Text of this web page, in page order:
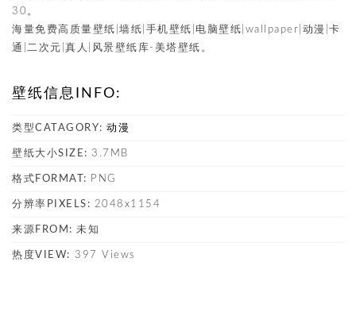
30。
海量免费高质量壁纸|墙纸|手机壁纸|电脑壁纸|wallpaper|动漫|卡
通|二次元|真人|风景壁纸库-美塔壁纸。
壁纸信息INFO:
类型CATAGORY: 动漫
壁纸大小SIZE: 3.7MB
格式FORMAT: PNG
分辨率PIXELS: 2048x1154
来源FROM: 未知
热度VIEW: 397 Views